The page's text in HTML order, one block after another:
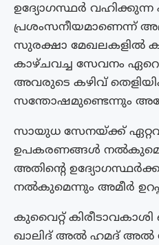
ഉദ്യോഗസ്ഥർ വഹിക്കുന്ന
പ്രശംസനീയമാണെന്ന്
സുരക്ഷാ മേഖലകളിൽ
കാഴ്ചവച്ച സേവനം
അവരുടെ കഴിവ്
സന്തോഷമുണ്ടെന്നും
സായുധ സേനയ്ക്ക്
ഉപകരണങ്ങൾ
അതിന്റെ
നൽകുമെന്നും അമീർ
കുവൈറ്റ്
ഖാലിദ് അൽ ഹമദ്